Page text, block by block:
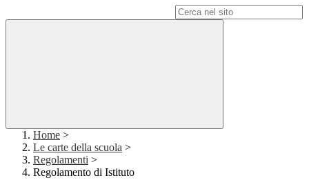
Home >
Le carte della scuola >
Regolamenti >
Regolamento di Istituto